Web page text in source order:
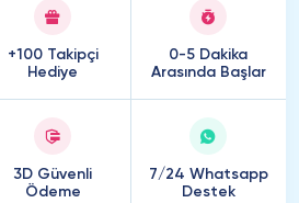
+100 Takipçi
Hediye
0-5 Dakika
Arasında Başlar
3D Güvenli
Ödeme
7/24 Whatsapp
Destek